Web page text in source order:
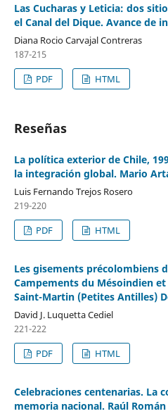
Las Cucharas y Leticia: dos
el Canal del Dique. Avance de
Diana Rocio Carvajal Contreras
187-215
PDF
HTML
Reseñas
La política exterior de Chile,
la integración global. Mario
Luis Fernando Trejos Rosero
219-220
PDF
HTML
Les gisements précolombiens
Campements du Mésoindien
Saint-Martin (Petites Antilles)
David J. Luquetta Cediel
221-222
PDF
HTML
Celebraciones centenarias. La
memoria nacional. Raúl